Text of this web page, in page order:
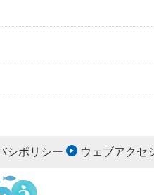
シポリシー ウェブアクセ